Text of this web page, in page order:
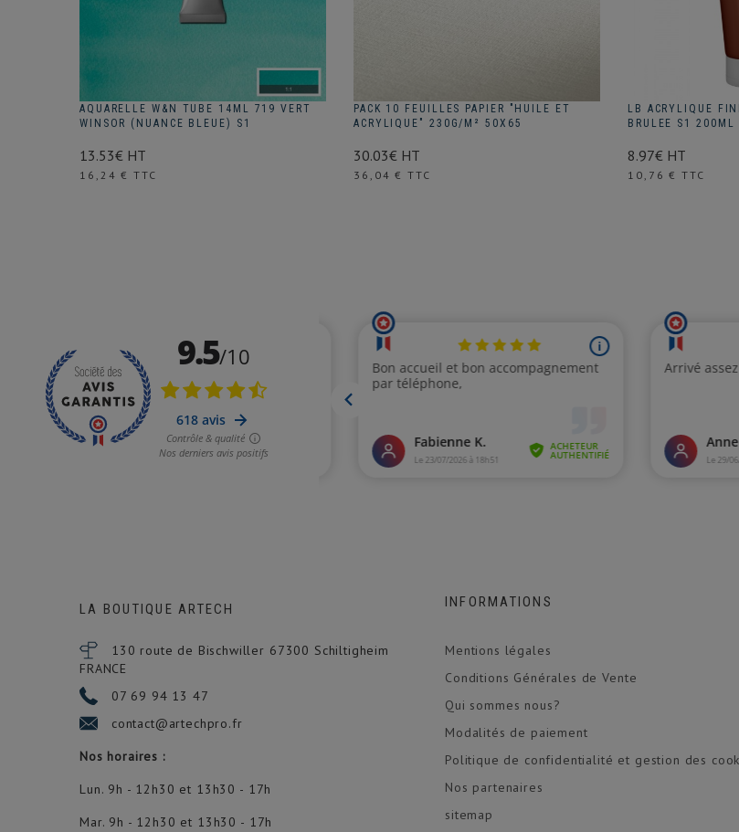
AQUARELLE W&N TUBE 14ML 719 VERT
WINSOR (NUANCE BLEUE) S1
13.53€ HT
Prix
16,24 € TTC
PACK 10 FEUILLES PAPIER "HUILE ET
ACRYLIQUE" 230G/M² 50X65
30.03€ HT
Prix
36,04 € TTC
LB ACRYLIQUE
BRULEE S1 200ML
8.97€ HT
Prix
10,76 € TTC
LA BOUTIQUE ARTECH
130 route de Bischwiller 67300 Schiltigheim
FRANCE
07 69 94 13 47
contact@artechpro.fr
Nos horaires :
Lun. 9h - 12h30 et 13h30 - 17h
Mar. 9h - 12h30 et 13h30 - 17h
INFORMATIONS
Mentions légales
Conditions Générales de Vente
Qui sommes nous?
Modalités de paiement
Politique de confidentialité et gestion des
Nos partenaires
sitemap